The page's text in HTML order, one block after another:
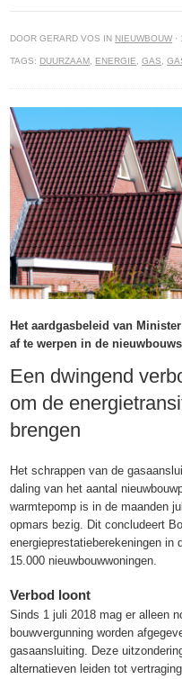
DOOR GERARD VOS IN NIEUWBOUW·
TAGS: DUURZAAM, ENERGIE,GAS,
Het aardgasbeleid van
af te werpen in de
Een dwingend
om de
brengen
Het schrappen van de
daling van het aantal
warmtepomp is in de maanden
opmars bezig. Dit concludeert
energieprestatieberekeningen in
15.000 nieuwbouwwoningen.
Verbod loont
Sinds 1 juli 2018 mag er alleen
bouwvergunning worden
gasaansluiting. Deze
alternatieven leiden tot